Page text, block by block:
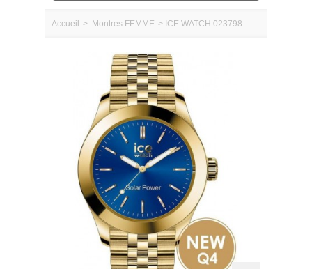
SWISS MADE
PROMOTIONS
Accueil > Montres FEMME > ICE WATCH 023798